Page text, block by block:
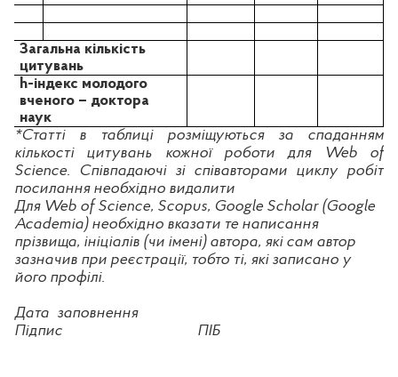
Загальна кількість
цитувань
h-індекс молодого
вченого – доктора
наук
*Статті в таблиці розміщуються за спаданням
кількості цитувань кожної роботи для Web of
Science. Співпадаючі зі співавторами циклу робіт
посилання необхідно видалити
Для Web of Science, Scopus, Google Scholar (Google
Academia) необхідно вказати те написання
прізвища, ініціалів (чи імені) автора, які сам автор
зазначив при реєстрації, тобто ті, які записано у
його профілі.
Дата заповнення
Підпис
ПІБ